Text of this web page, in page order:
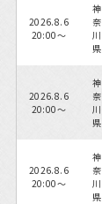
2026.8.6
20:00～
神
奈
川
県
2026.8.6
20:00～
神
奈
川
県
2026.8.6
20:00～
神
奈
川
県